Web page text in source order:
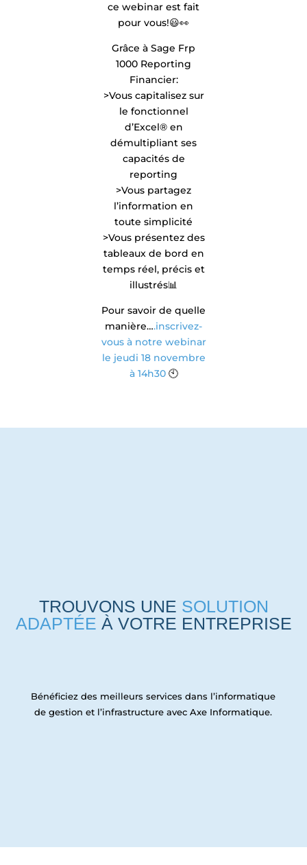
ce webinar est fait
pour vous!😃👀
Grâce à Sage Frp
1000 Reporting
Financier:
>Vous capitalisez sur
le fonctionnel
d’Excel® en
démultipliant ses
capacités de
reporting
>Vous partagez
l’information en
toute simplicité
>Vous présentez des
tableaux de bord en
temps réel, précis et
illustrés📊
Pour savoir de quelle
manière….inscrivez-
vous à notre webinar
le jeudi 18 novembre
à 14h30🕙
TROUVONS UNE SOLUTION
ADAPTÉE À VOTRE ENTREPRISE
Bénéficiez des meilleurs services dans l’informatique
de gestion et l’infrastructure avec Axe Informatique.